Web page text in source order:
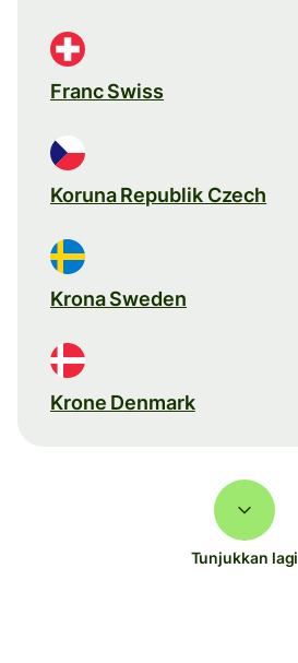
Franc Swiss
Koruna Republik Czech
Krona Sweden
Krone Denmark
Tunjukkan lagi